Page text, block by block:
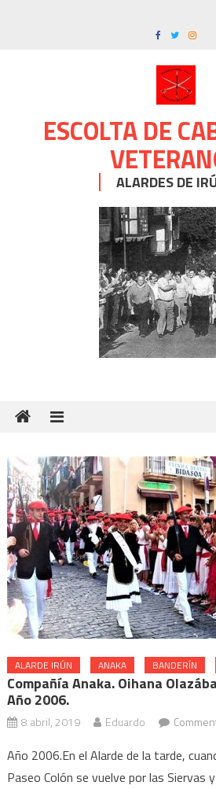
ESCOLTA DE
ALARDES DE
ALARDE IRÚN ANAKA BANDERÍN
Compañía Anaka. Oihana
Año 2006.
8 abril, 2019 Eduardo
Año 2006.En el Alarde de la tarde,
Paseo Colón se vuelve por las Siervas